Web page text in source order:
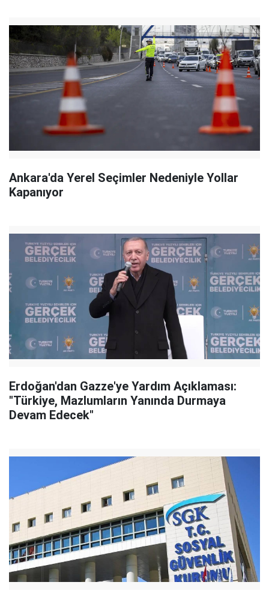
Ankara'da Yerel Seçimler Nedeniyle Yollar
Kapanıyor
Erdoğan'dan Gazze'ye Yardım Açıklaması:
"Türkiye, Mazlumların Yanında Durmaya
Devam Edecek"